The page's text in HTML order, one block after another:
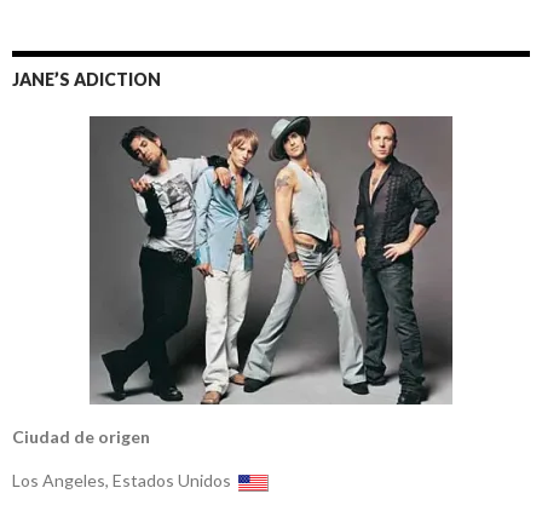
JANE’S ADICTION
Ciudad de origen
Los Angeles, Estados Unidos